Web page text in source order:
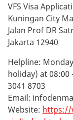
VFS Visa
Kuningan City
Jalan Prof DR
Jakarta 12940
Helpline:
holiday) at 08:00
3041 8703
Email:
Website: https://